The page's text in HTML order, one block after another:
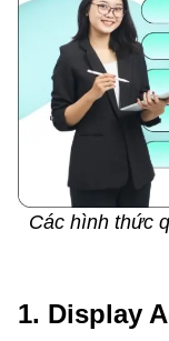
Các hình thức
1. Display